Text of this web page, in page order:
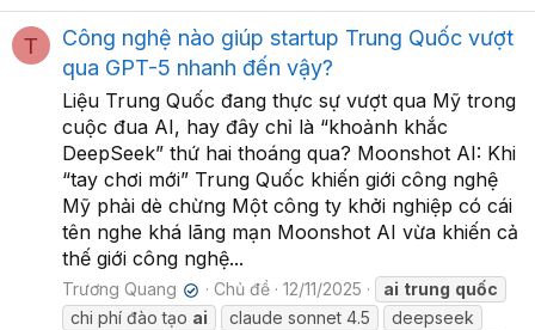
T
Công nghệ nào giúp startup Trung Quốc vượt
qua GPT-5 nhanh đến vậy?
Liệu Trung Quốc đang thực sự vượt qua Mỹ trong
cuộc đua AI, hay đây chỉ là “khoảnh khắc
DeepSeek” thứ hai thoáng qua? Moonshot AI: Khi
“tay chơi mới” Trung Quốc khiến giới công nghệ
Mỹ phải dè chừng Một công ty khởi nghiệp có cái
tên nghe khá lãng mạn Moonshot AI vừa khiến cả
thế giới công nghệ...
Trương Quang ✔ Chủ đề 12/11/2025 ai trung quốc
chi phí đào tạo ai claude sonnet 4.5
deepseek